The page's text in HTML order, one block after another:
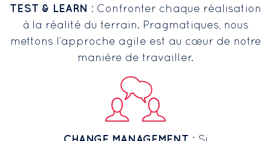
TEST & LEARN
: Confronter chaque réalisation
à la réalité du terrain. Pragmatiques, nous
mettons l’approche agile est au cœur de notre
manière de travailler.